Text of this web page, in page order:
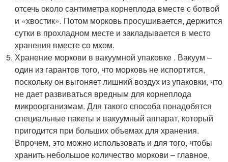
отсечь около сантиметра корнеплода вместе с ботвой
и «хвостик». Потом морковь просушивается, держится
сутки в прохладном месте и закладывается в место
хранения вместе со мхом.
Хранение моркови в вакуумной упаковке . Вакуум –
один из гарантов того, что морковь не испортится,
поскольку он выгоняет лишний воздух из упаковки, что
не дает развиваться вредным для корнеплода
микроорганизмам. Для такого способа понадобятся
специальные пакеты и вакуумный аппарат, который
пригодится при больших объемах для хранения.
Впрочем, это можно использовать и для того, чтобы
хранить небольшое количество моркови – главное,